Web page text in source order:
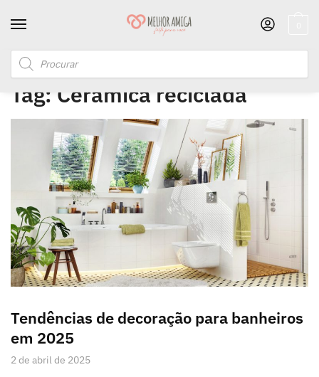
Início Posts marcados com a tag “Cerâmica reciclada”
Tag: Cerâmica reciclada
Tendências de decoração para banheiros
em 2025
2 de abril de 2025